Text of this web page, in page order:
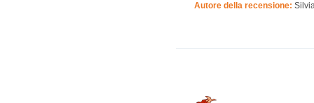
Autore della recensione: